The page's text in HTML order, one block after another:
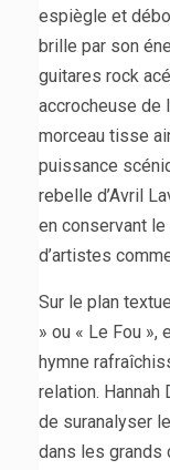
espiègle et
brille par son
guitares rock
accrocheuse de
morceau tisse
puissance
rebelle d’Avril
en conservant
d’artistes
Sur le plan
» ou « Le Fou »,
hymne
relation. Hannah
de suranalyser
dans les grands